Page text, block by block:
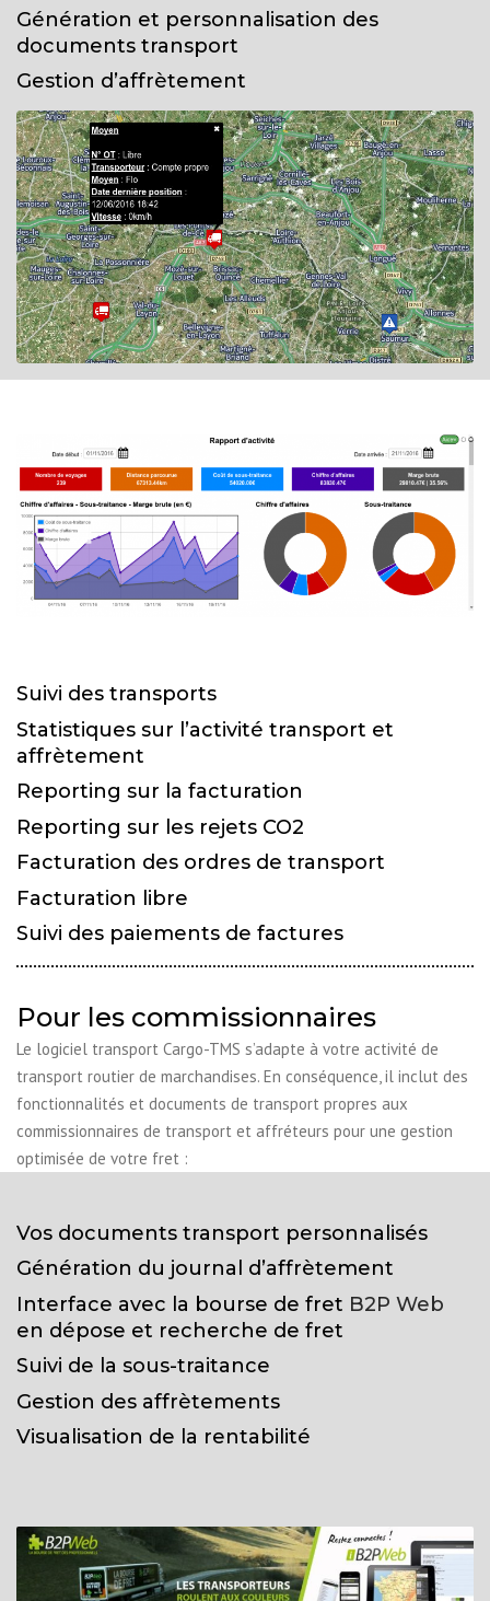
Génération et personnalisation des
documents transport
Gestion d’affrètement
Suivi des transports
Statistiques sur l’activité transport et
affrètement
Reporting sur la facturation
Reporting sur les rejets CO2
Facturation des ordres de transport
Facturation libre
Suivi des paiements de factures
Pour les commissionnaires
Le logiciel transport Cargo-TMS s’adapte à votre activité de
transport routier de marchandises. En conséquence, il inclut des
fonctionnalités et documents de transport propres aux
commissionnaires de transport et affréteurs pour une gestion
optimisée de votre fret :
Vos documents transport personnalisés
Génération du journal d’affrètement
Interface avec la bourse de fret B2P Web
en dépose et recherche de fret
Suivi de la sous-traitance
Gestion des affrètements
Visualisation de la rentabilité